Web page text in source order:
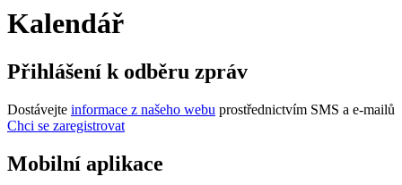
Kalendář
Přihlášení k odběru zpráv
Dostávejte informace z našeho webu prostřednictvím SMS a e-mailů
Chci se zaregistrovat
Mobilní aplikace